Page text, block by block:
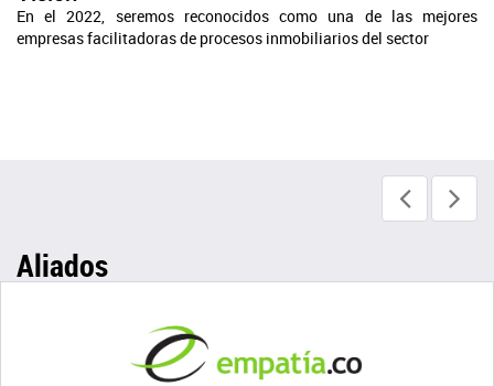
En el 2022, seremos reconocidos como una de las mejores
empresas facilitadoras de procesos inmobiliarios del sector
Aliados